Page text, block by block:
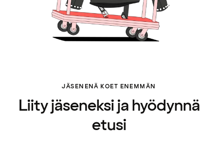
JÄSENENÄ KOET ENEMMÄN
Liity jäseneksi ja hyödynnä
etusi